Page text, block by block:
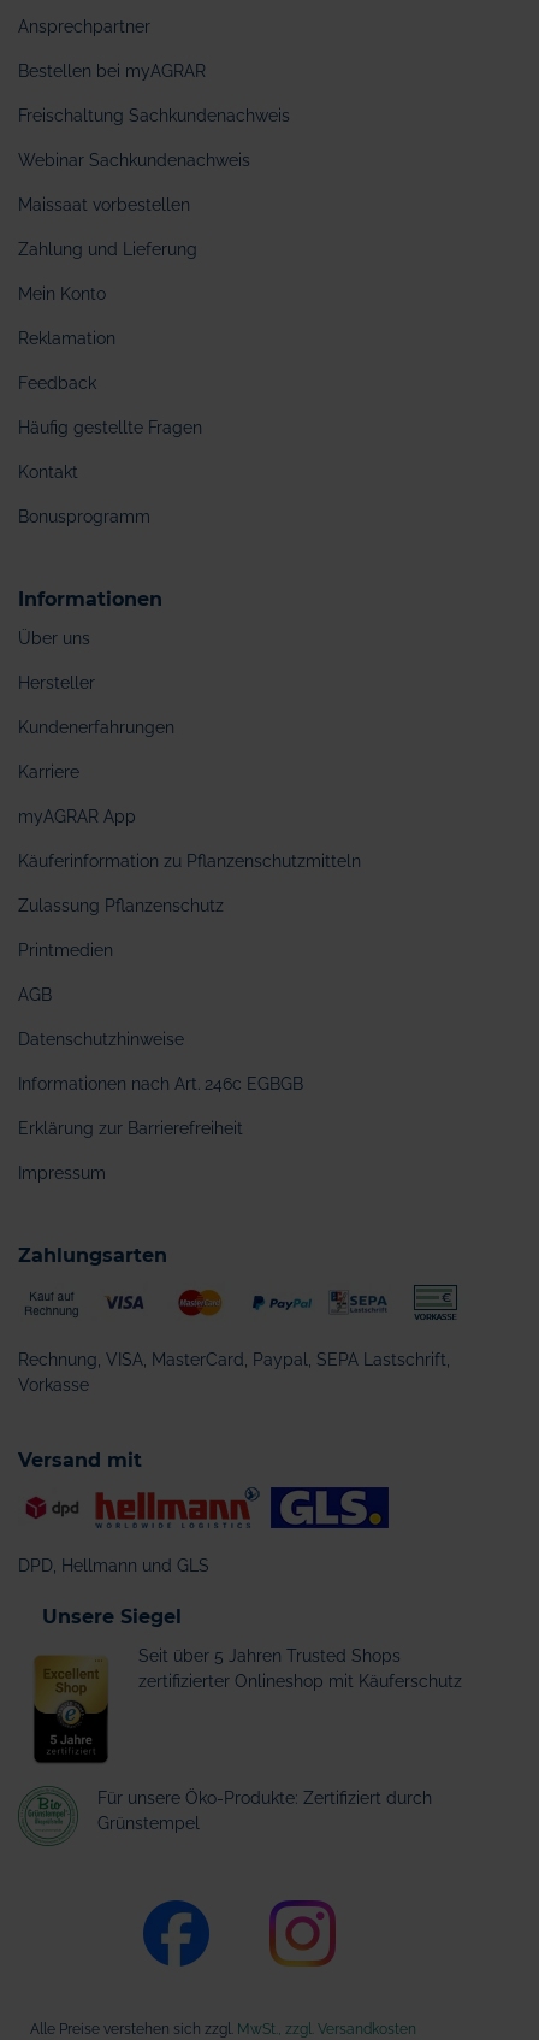
Ansprechpartner
Bestellen bei myAGRAR
Freischaltung Sachkundenachweis
Webinar Sachkundenachweis
Maissaat vorbestellen
Zahlung und Lieferung
Mein Konto
Reklamation
Feedback
Häufig gestellte Fragen
Kontakt
Bonusprogramm
Informationen
Über uns
Hersteller
Kundenerfahrungen
Karriere
myAGRAR App
Käuferinformation zu Pflanzenschutzmitteln
Zulassung Pflanzenschutz
Printmedien
AGB
Datenschutzhinweise
Informationen nach Art. 246c EGBGB
Erklärung zur Barrierefreiheit
Impressum
Zahlungsarten
Rechnung, VISA, MasterCard, Paypal, SEPA Lastschrift,
Vorkasse
Versand mit
DPD, Hellmann und GLS
Unsere Siegel
Seit über 5 Jahren Trusted Shops
zertifizierter Onlineshop mit Käuferschutz
Für unsere Öko-Produkte: Zertifiziert durch
Grünstempel
Alle Preise verstehen sich zzgl. MwSt., zzgl. Versandkosten